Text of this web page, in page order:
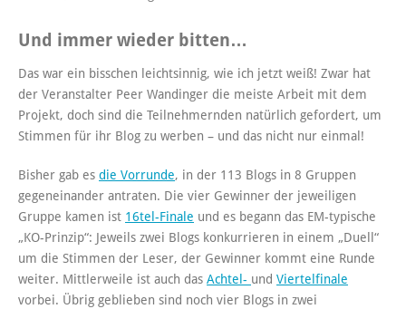
Und immer wieder bitten…
Das war ein bisschen leichtsinnig, wie ich jetzt weiß! Zwar hat
der Veranstalter Peer Wandinger die meiste Arbeit mit dem
Projekt, doch sind die Teilnehmernden natürlich gefordert, um
Stimmen für ihr Blog zu werben – und das nicht nur einmal!
Bisher gab es die Vorrunde, in der 113 Blogs in 8 Gruppen
gegeneinander antraten. Die vier Gewinner der jeweiligen
Gruppe kamen ist 16tel-Finale und es begann das EM-typische
„KO-Prinzip“: Jeweils zwei Blogs konkurrieren in einem „Duell“
um die Stimmen der Leser, der Gewinner kommt eine Runde
weiter. Mittlerweile ist auch das Achtel- und Viertelfinale
vorbei. Übrig geblieben sind noch vier Blogs in zwei